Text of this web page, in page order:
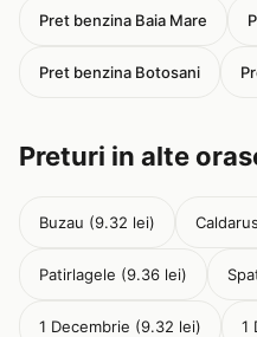
Pret benzina Baia Mare
Pret benzina Botosani
Preturi in alte
Buzau (9.32 lei)
Patirlagele (9.36 lei)
1 Decembrie (9.32 lei) 1